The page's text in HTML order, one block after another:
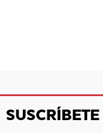
SUSCRÍBETE